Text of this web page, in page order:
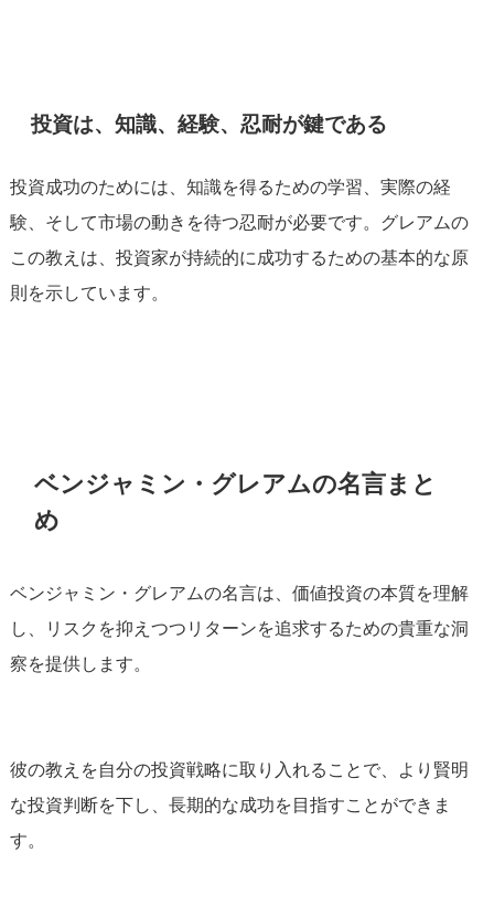
投資は、知識、経験、忍耐が鍵である
投資成功のためには、知識を得るための学習、実際の経
験、そして市場の動きを待つ忍耐が必要です。グレアムの
この教えは、投資家が持続的に成功するための基本的な原
則を示しています。
ベンジャミン・グレアムの名言まと
め
ベンジャミン・グレアムの名言は、価値投資の本質を理解
し、リスクを抑えつつリターンを追求するための貴重な洞
察を提供します。
彼の教えを自分の投資戦略に取り入れることで、より賢明
な投資判断を下し、長期的な成功を目指すことができま
す。